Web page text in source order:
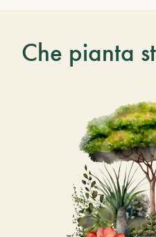
Che pianta